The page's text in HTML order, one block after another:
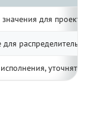
значения для
для распределительных
уточнять по